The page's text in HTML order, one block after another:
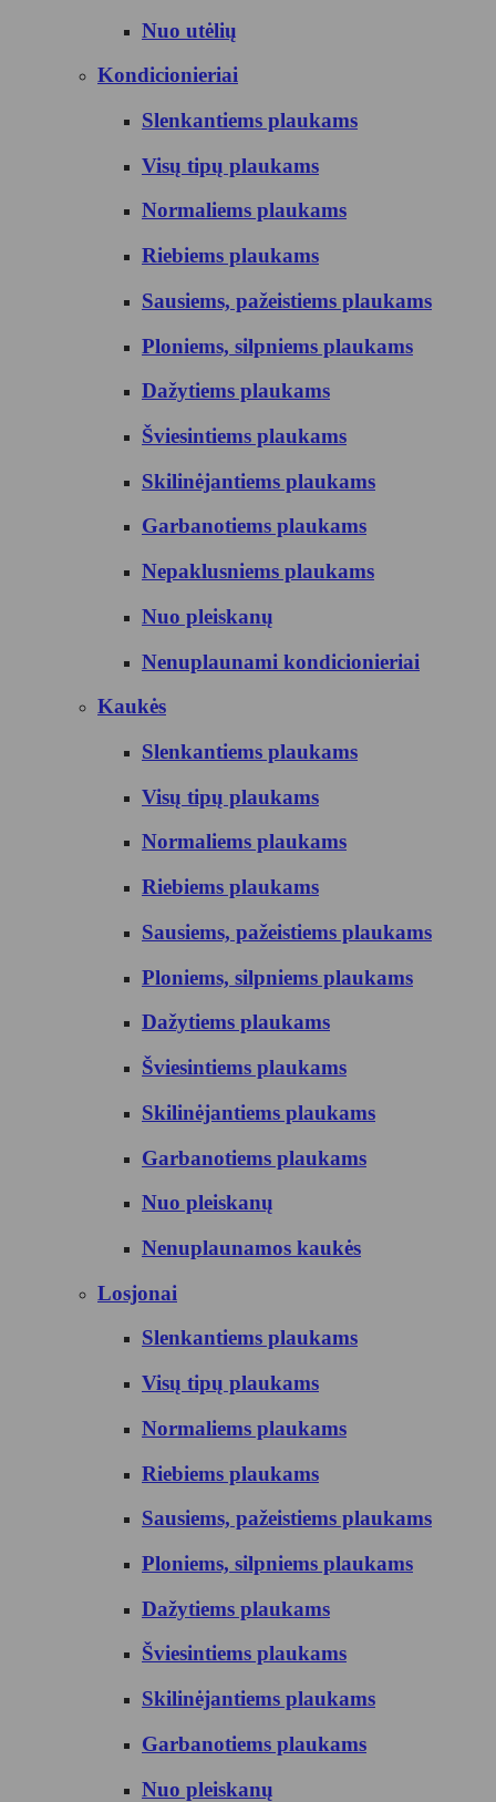
Nuo utėlių
Kondicionieriai
Slenkantiems plaukams
Visų tipų plaukams
Normaliems plaukams
Riebiems plaukams
Sausiems, pažeistiems plaukams
Ploniems, silpniems plaukams
Dažytiems plaukams
Šviesintiems plaukams
Skilinėjantiems plaukams
Garbanotiems plaukams
Nepaklusniems plaukams
Nuo pleiskanų
Nenuplaunami kondicionieriai
Kaukės
Slenkantiems plaukams
Visų tipų plaukams
Normaliems plaukams
Riebiems plaukams
Sausiems, pažeistiems plaukams
Ploniems, silpniems plaukams
Dažytiems plaukams
Šviesintiems plaukams
Skilinėjantiems plaukams
Garbanotiems plaukams
Nuo pleiskanų
Nenuplaunamos kaukės
Losjonai
Slenkantiems plaukams
Visų tipų plaukams
Normaliems plaukams
Riebiems plaukams
Sausiems, pažeistiems plaukams
Ploniems, silpniems plaukams
Dažytiems plaukams
Šviesintiems plaukams
Skilinėjantiems plaukams
Garbanotiems plaukams
Nuo pleiskanų